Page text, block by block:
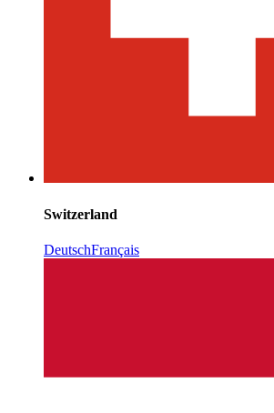
Switzerland
DeutschFrançais